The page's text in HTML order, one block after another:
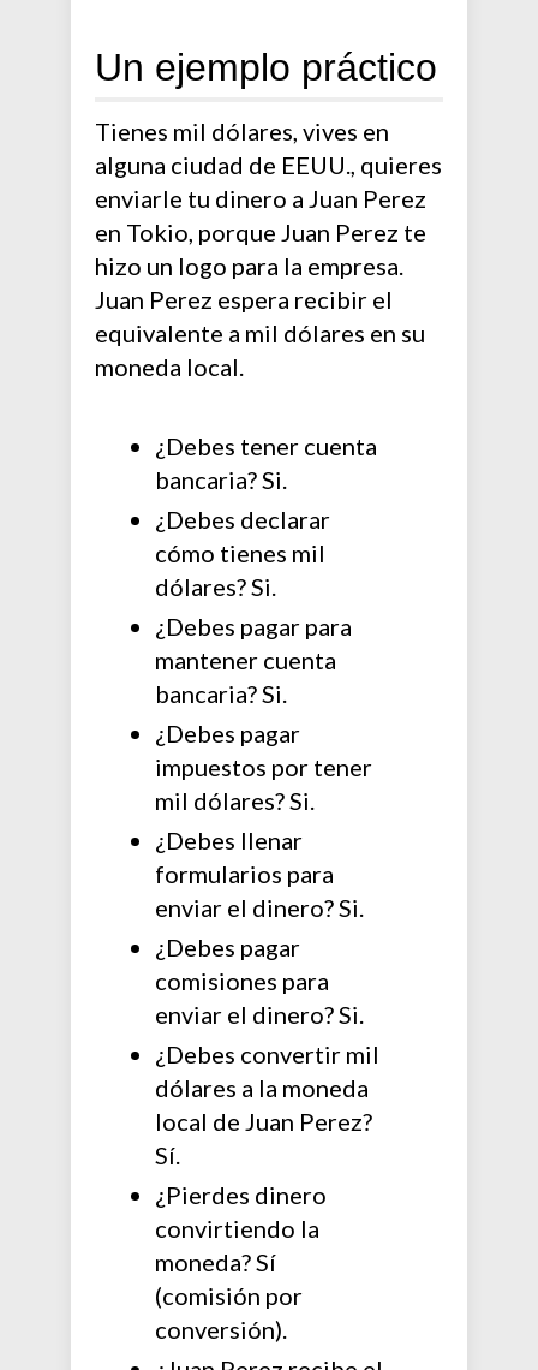
Un ejemplo práctico
Tienes mil dólares, vives en
alguna ciudad de EEUU., quieres
enviarle tu dinero a Juan Perez
en Tokio, porque Juan Perez te
hizo un logo para la empresa.
Juan Perez espera recibir el
equivalente a mil dólares en su
moneda local.
¿Debes tener cuenta
bancaria? Si.
¿Debes declarar
cómo tienes mil
dólares? Si.
¿Debes pagar para
mantener cuenta
bancaria? Si.
¿Debes pagar
impuestos por tener
mil dólares? Si.
¿Debes llenar
formularios para
enviar el dinero? Si.
¿Debes pagar
comisiones para
enviar el dinero? Si.
¿Debes convertir mil
dólares a la moneda
local de Juan Perez?
Sí.
¿Pierdes dinero
convirtiendo la
moneda? Sí
(comisión por
conversión).